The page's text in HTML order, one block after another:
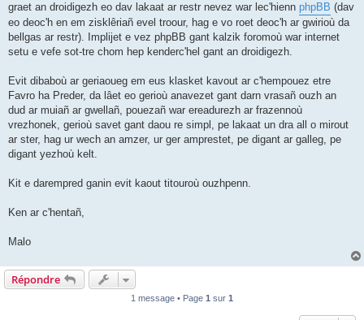
graet an droidigezh eo dav lakaat ar restr nevez war lec'hienn phpBB (dav
eo deoc'h en em zisklêriañ evel troour, hag e vo roet deoc'h ar gwirioù da
bellgas ar restr). Implijet e vez phpBB gant kalzik foromoù war internet
setu e vefe sot-tre chom hep kenderc'hel gant an droidigezh.
Evit dibaboù ar geriaoueg em eus klasket kavout ar c'hempouez etre
Favro ha Preder, da lâet eo gerioù anavezet gant darn vrasañ ouzh an
dud ar muiañ ar gwellañ, pouezañ war ereadurezh ar frazennoù
vrezhonek, gerioù savet gant daou re simpl, pe lakaat un dra all o mirout
ar ster, hag ur wech an amzer, ur ger amprestet, pe digant ar galleg, pe
digant yezhoù kelt.
Kit e darempred ganin evit kaout titouroù ouzhpenn.
Ken ar c'hentañ,
Malo
Répondre
1 message • Page 1 sur 1